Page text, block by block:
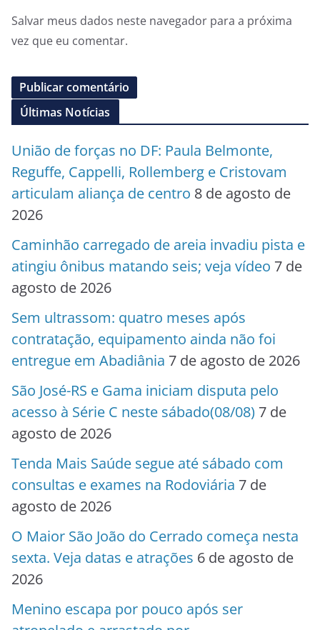
Salvar meus dados neste navegador para a próxima
vez que eu comentar.
Últimas Notícias
União de forças no DF: Paula Belmonte,
Reguffe, Cappelli, Rollemberg e Cristovam
articulam aliança de centro 8 de agosto de
2026
Caminhão carregado de areia invadiu pista e
atingiu ônibus matando seis; veja vídeo 7 de
agosto de 2026
Sem ultrassom: quatro meses após
contratação, equipamento ainda não foi
entregue em Abadiânia 7 de agosto de 2026
São José-RS e Gama iniciam disputa pelo
acesso à Série C neste sábado(08/08) 7 de
agosto de 2026
Tenda Mais Saúde segue até sábado com
consultas e exames na Rodoviária 7 de
agosto de 2026
O Maior São João do Cerrado começa nesta
sexta. Veja datas e atrações 6 de agosto de
2026
Menino escapa por pouco após ser